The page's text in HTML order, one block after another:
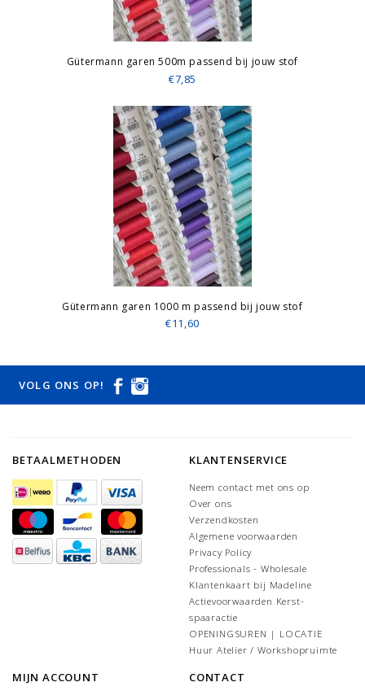
Gütermann garen 500m passend bij jouw stof
€7,85
Gütermann garen 1000 m passend bij jouw stof
€11,60
VOLG ONS OP!
BETAALMETHODEN KLANTENSERVICE
Neem contact met ons op
Over ons
Verzendkosten
Algemene voorwaarden
Privacy Policy
Professionals - Wholesale
Klantenkaart bij Madeline
Actievoorwaarden Kerst-
spaaractie
OPENINGSUREN | LOCATIE
Huur Atelier / Workshopruimte
MIJN ACCOUNT CONTACT